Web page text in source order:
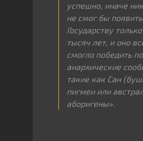
успешно, иначе
не смог бы
Государству
тысяч лет, и оно
смогло победить
анархические
такие как Сан
пигмеи или
аборигены».